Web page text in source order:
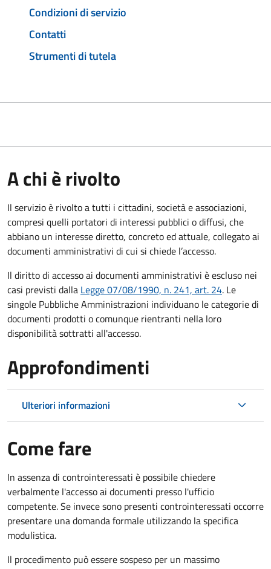
Condizioni di servizio
Contatti
Strumenti di tutela
A chi è rivolto
Il servizio è rivolto a tutti i cittadini, società e associazioni,
compresi quelli portatori di interessi pubblici o diffusi, che
abbiano un interesse diretto, concreto ed attuale, collegato ai
documenti amministrativi di cui si chiede l’accesso.
Il diritto di accesso ai documenti amministrativi è escluso nei
casi previsti dalla Legge 07/08/1990, n. 241, art. 24. Le
singole Pubbliche Amministrazioni individuano le categorie di
documenti prodotti o comunque rientranti nella loro
disponibilità sottratti all'accesso.
Approfondimenti
Ulteriori informazioni
Come fare
In assenza di controinteressati è possibile chiedere
verbalmente l'accesso ai documenti presso l'ufficio
competente. Se invece sono presenti controinteressati occorre
presentare una domanda formale utilizzando la specifica
modulistica.
Il procedimento può essere sospeso per un massimo